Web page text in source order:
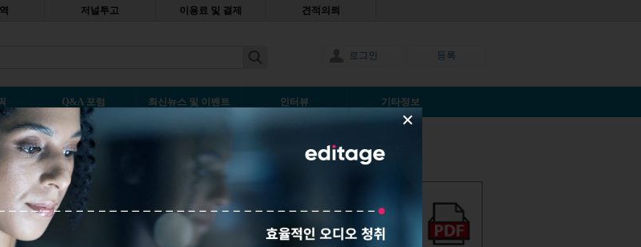
저널투고 이용료 및 결제 견적의뢰
로그인 등록
Q&A 포럼 최신뉴스 및 이벤트 인터뷰 기타정보
떤 과정으로 논문을 심사할까
덧글남기기
×